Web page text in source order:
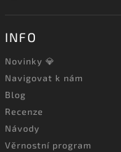
INFO
Novinky 💎
Navigovat k nám
Blog
Recenze
Návody
Věrnostní program